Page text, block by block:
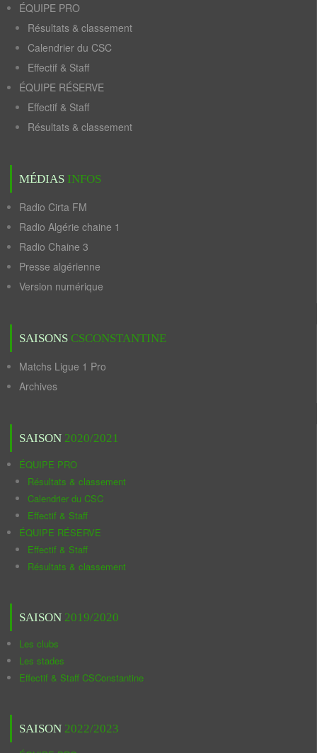
ÉQUIPE PRO
Résultats & classement
Calendrier du CSC
Effectif & Staff
ÉQUIPE RÉSERVE
Effectif & Staff
Résultats & classement
MÉDIAS INFOS
Radio Cirta FM
Radio Algérie chaine 1
Radio Chaine 3
Presse algérienne
Version numérique
SAISONS CSCONSTANTINE
Matchs Ligue 1 Pro
Archives
SAISON 2020/2021
ÉQUIPE PRO
Résultats & classement
Calendrier du CSC
Effectif & Staff
ÉQUIPE RÉSERVE
Effectif & Staff
Résultats & classement
SAISON 2019/2020
Les clubs
Les stades
Effectif & Staff CSConstantine
SAISON 2022/2023